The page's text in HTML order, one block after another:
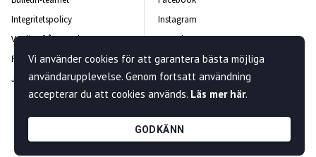
Integritetspolicy
Vanliga frågor och svar
Rättelsepolicy
Jobba hos oss
Instagram
Kontakta oss
Nyhetsbrev
Vi använder cookies för att garantera bästa möjliga
användarupplevelse. Genom fortsatt användning
accepterar du att cookies används. Läs mer här.
GODKÄNN